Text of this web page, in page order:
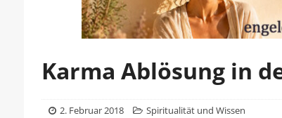
Karma Ablösung in
2. Februar 2018 Spiritualität und Wissen